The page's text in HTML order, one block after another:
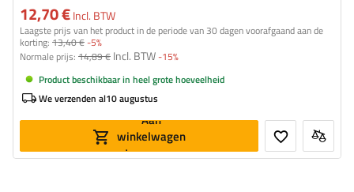
12,70 €Incl. BTW
Laagste prijs van het product in de periode van 30 dagen voorafgaand aan de
korting: 13,40 €-5%
Normale prijs: 14,89 € Incl. BTW-15%
Product beschikbaar in heel grote hoeveelheid
We verzenden al10 augustus
Aan
winkelwagen
toevoegen